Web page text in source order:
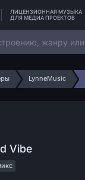
ЛИЦЕНЗИОННАЯ МУЗЫКА
ДЛЯ МЕДИА ПРОЕКТОВ
LynneMusic
Vibe